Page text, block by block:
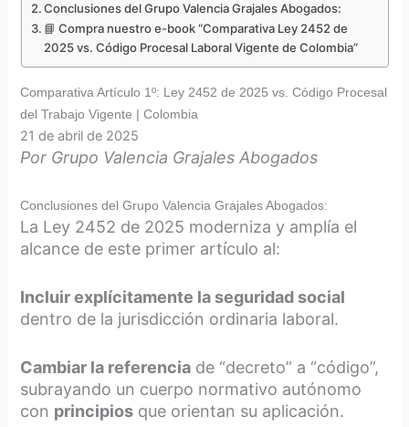
Conclusiones del Grupo Valencia Grajales Abogados:
📘 Compra nuestro e-book “Comparativa Ley 2452 de
2025 vs. Código Procesal Laboral Vigente de Colombia”
Comparativa Artículo 1º: Ley 2452 de 2025 vs. Código Procesal
del Trabajo Vigente | Colombia
21 de abril de 2025
Por Grupo Valencia Grajales Abogados
Conclusiones del Grupo Valencia Grajales Abogados:
La Ley 2452 de 2025 moderniza y amplía el
alcance de este primer artículo al:
Incluir explícitamente la seguridad social
dentro de la jurisdicción ordinaria laboral.
Cambiar la referencia de “decreto” a “código”,
subrayando un cuerpo normativo autónomo
con principios que orientan su aplicación.